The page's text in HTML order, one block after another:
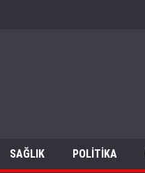
SAĞLIK POLİTİKA